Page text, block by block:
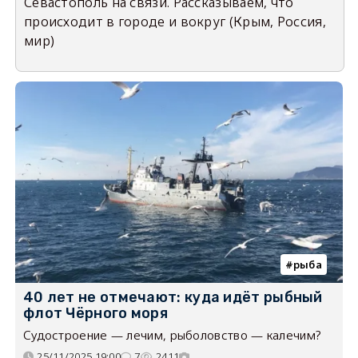
происходит в городе и вокруг (Крым, Россия,
мир)
рыба
40 лет не отмечают: куда идёт рыбный
флот Чёрного моря
Судостроение — лечим, рыболовство — калечим?